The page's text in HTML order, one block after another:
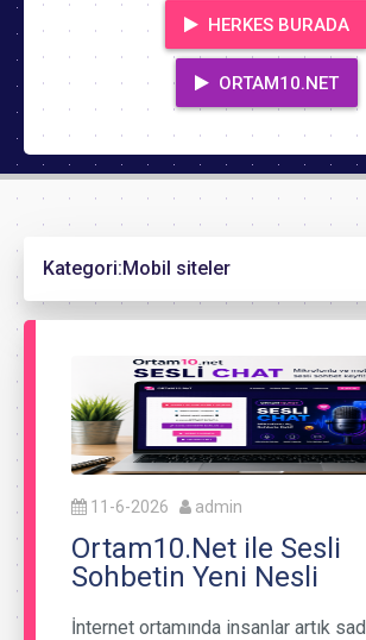
HERKES BURADA
ORTAM10.NET
Kategori:Mobil siteler
11-6-2026 admin
Ortam10.Net ile Sesli
Sohbetin Yeni Nesli
İnternet ortamında insanlar artık